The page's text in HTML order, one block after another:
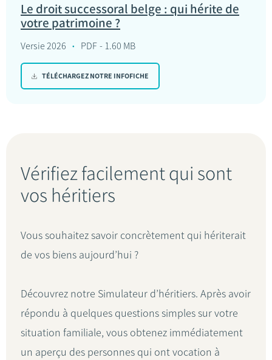
Le droit successoral belge : qui hérite de
votre patrimoine ?
Versie 2026 PDF 1.60 MB
TÉLÉCHARGEZ NOTRE INFOFICHE
Vérifiez facilement qui sont
vos héritiers
Vous souhaitez savoir concrètement qui hériterait
de vos biens aujourd’hui ?
Découvrez notre Simulateur d’héritiers. Après avoir
répondu à quelques questions simples sur votre
situation familiale, vous obtenez immédiatement
un aperçu des personnes qui ont vocation à